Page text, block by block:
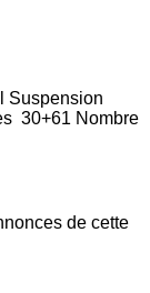
Suspension
30+61 Nombre
de cette